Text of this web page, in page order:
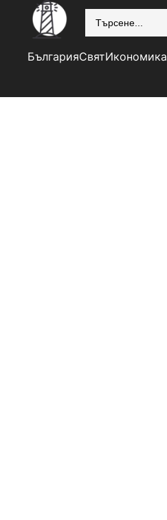
БългарияСвятИкономика